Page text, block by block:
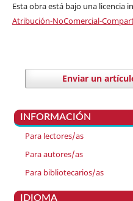
Esta obra está bajo una licencia
Atribución-NoComercial-
Enviar un
INFORMACIÓN
Para lectores/as
Para autores/as
Para bibliotecarios/as
IDIOMA